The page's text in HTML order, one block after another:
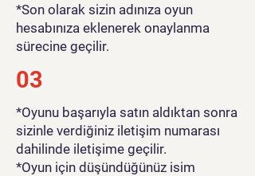
*Son olarak sizin adınıza oyun
hesabınıza eklenerek onaylanma
sürecine geçilir.
03
*Oyunu başarıyla satın aldıktan sonra
sizinle verdiğiniz iletişim numarası
dahilinde iletişime geçilir.
*Oyun için düşündüğünüz isim